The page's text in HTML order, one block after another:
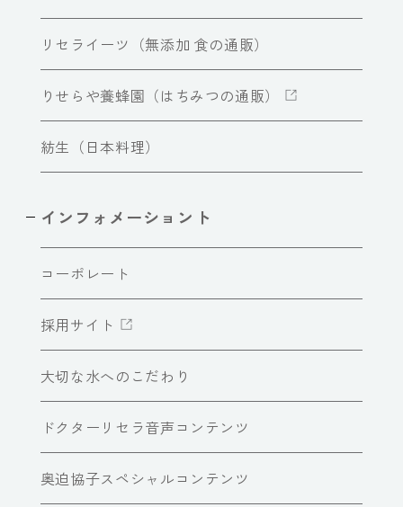
リセライーツ（無添加 食の通販）
りせらや養蜂園（はちみつの通販）
紡生（日本料理）
インフォメーショント
コーポレート
採用サイト
大切な水へのこだわり
ドクターリセラ音声コンテンツ
奥迫協子スペシャルコンテンツ